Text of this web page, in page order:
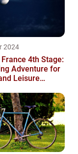
2024
4th Stage:
Adventure for
Leisure